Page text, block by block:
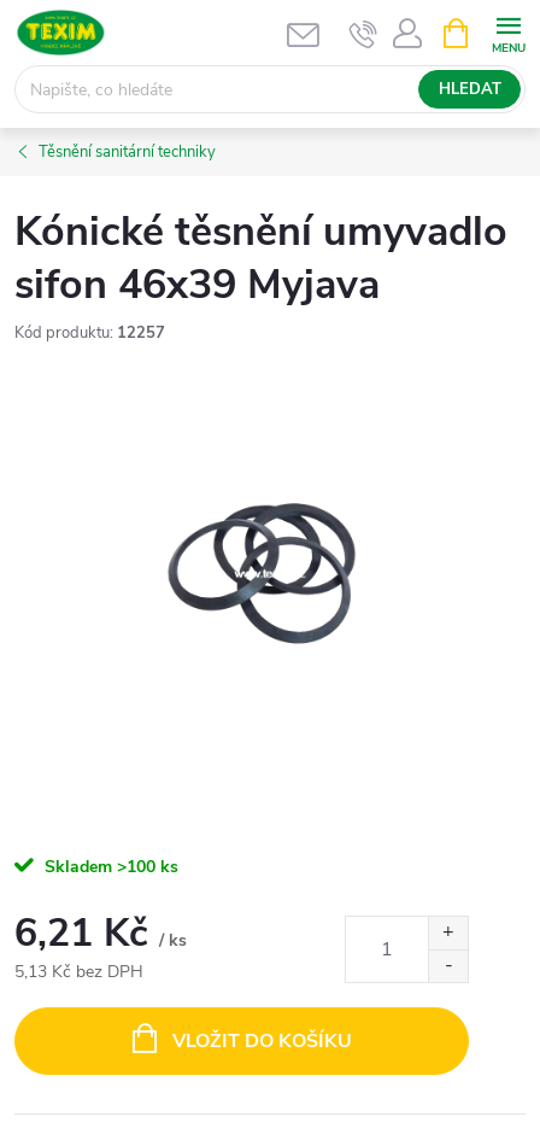
Přejít
obsah
HLEDAT
NÁKUPNÍ
KOŠÍK
Těsnění sanitární techniky
Kónické těsnění umyvadlo
sifon 46x39 Myjava
Kód produktu: 12257
Skladem >100 ks
6,21 Kč / ks
5,13 Kč bez DPH
cena:
VLOŽIT DO KOŠÍKU